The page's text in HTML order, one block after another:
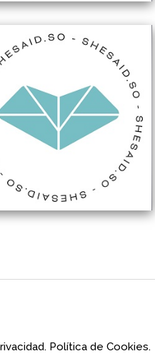
Política de Cookies.